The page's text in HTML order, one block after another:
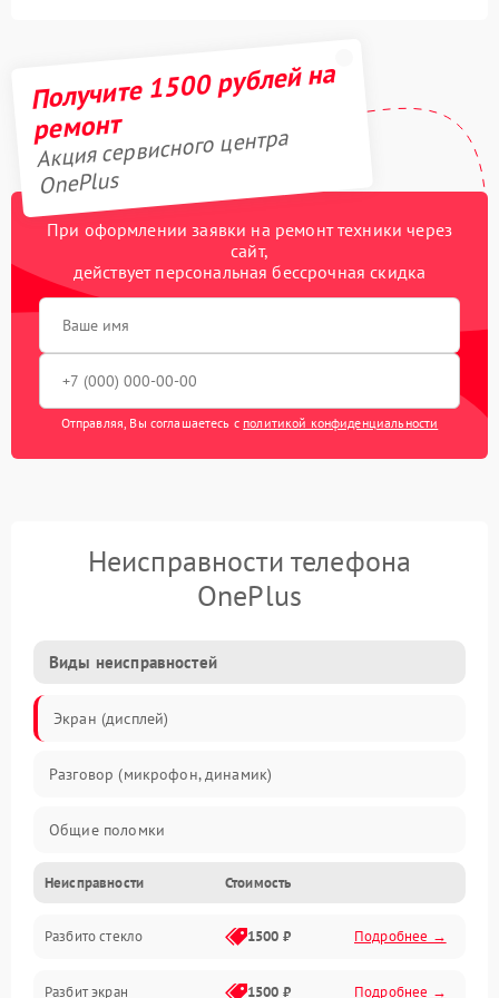
Получите 1500 рублей на
ремонт
Акция сервисного центра
OnePlus
При оформлении заявки на ремонт техники через
сайт,
действует персональная бессрочная скидка
Отправляя, Вы соглашаетесь с политикой конфиденциальности
Неисправности телефона
OnePlus
Виды неисправностей
Экран (дисплей)
Разговор (микрофон, динамик)
Общие поломки
Проблемы связи
Камеры
Неисправности Стоимость
Разбито стекло 1500 ₽ Подробнее →
Разбит экран 1500 ₽ Подробнее →